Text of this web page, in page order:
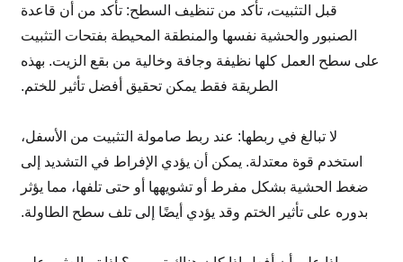
قبل التثبيت، تأكد من تنظيف السطح: تأكد من أن قاعدة
الصنبور والحشية نفسها والمنطقة المحيطة بفتحات التثبيت
على سطح العمل كلها نظيفة وجافة وخالية من بقع الزيت. بهذه
الطريقة فقط يمكن تحقيق أفضل تأثير للختم.
لا تبالغ في ربطها: عند ربط صامولة التثبيت من الأسفل،
استخدم قوة معتدلة. يمكن أن يؤدي الإفراط في التشديد إلى
ضغط الحشية بشكل مفرط أو تشويهها أو حتى تلفها، مما يؤثر
بدوره على تأثير الختم وقد يؤدي أيضًا إلى تلف سطح الطاولة.